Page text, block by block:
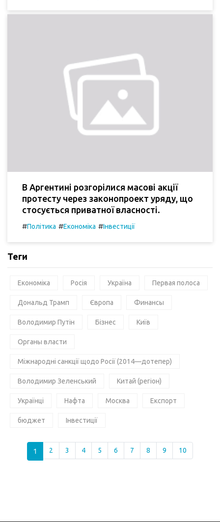
В Аргентині розгорілися масові акції
протесту через законопроект уряду, що
стосується приватної власності.
#Політика #Економіка #Інвестиції
Теги
Економіка Росія Україна Первая полоса
Дональд Трамп Європа Финансы
Володимир Путін Бізнес Київ
Органы власти
Міжнародні санкції щодо Росії (2014—дотепер)
Володимир Зеленський Китай (регіон)
Українці Нафта Москва Експорт
бюджет Інвестиції
1 2 3 4 5 6 7 8 9 10